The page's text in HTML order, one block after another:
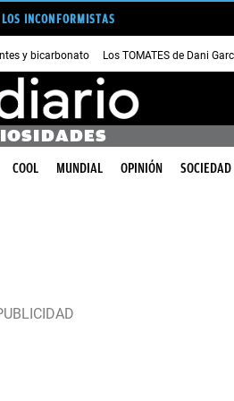
INCONFORMISTAS
y bicarbonato Los TOMATES de Dani
COOL MUNDIAL OPINIÓN SOCIEDAD